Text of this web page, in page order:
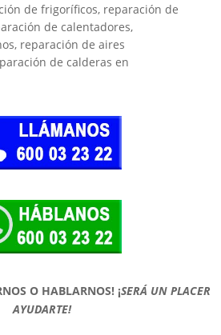
de frigoríficos, reparación de
de calentadores,
reparación de aires
de calderas en
O HABLARNOS! ¡SERÁ UN PLACER
AYUDARTE!